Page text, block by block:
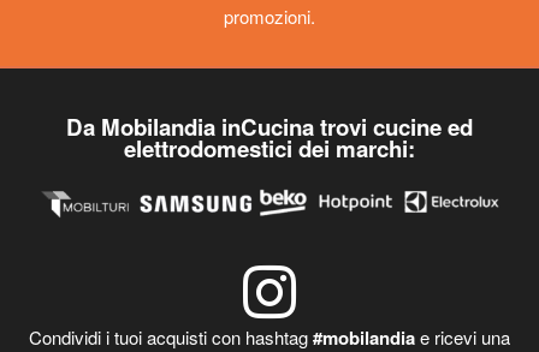
promozioni.
Da Mobilandia inCucina trovi cucine ed
elettrodomestici dei marchi:
Condividi i tuoi acquisti con hashtag#mobilandiae ricevi una